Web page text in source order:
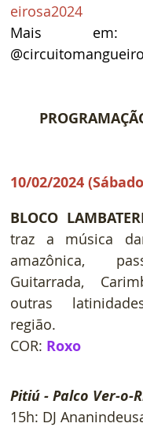
eirosa2024
Mais em:
10/02/2024
BLOCO
traz a música
amazônica,
Guitarrada,
outras
região.
COR: Roxo
Pitiú - Palco Ver-o-
15h: DJ